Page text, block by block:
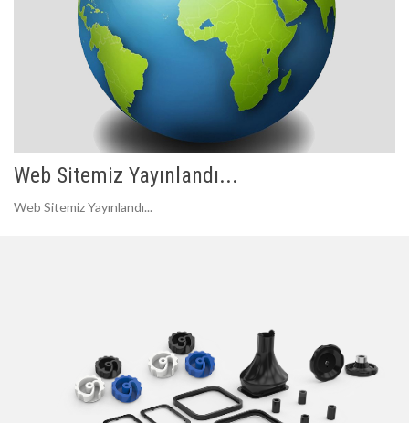
Web Sitemiz Yayınlandı...
Web Sitemiz Yayınlandı...